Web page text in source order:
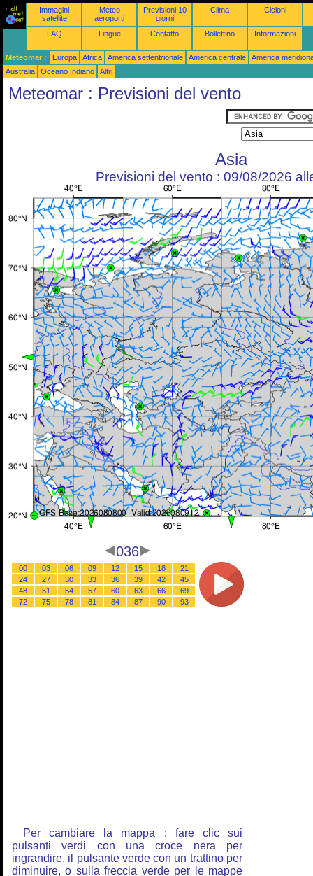
Immagini
satellite
Meteo
aeroporti
Previsioni 10
giorni
Clima Cicloni
FAQ Lingue Contatto Bollettino Informazioni
Meteomar : Europa Africa America settentrionale America centrale
America
Australia
Oceano Indiano Altri
Meteomar : Previsioni del vento
Asia
Previsioni del vento : 09/08/2026
036
00 03 06 09 12 15 18
21
24
27 30 33 36 39 42
45
48
51 54 57 60 63 66
69
72
75 78 81 84 87 90 93
Per cambiare la mappa : fare clic sui
pulsanti verdi con una croce nera per
ingrandire, il pulsante verde con un trattino per
diminuire, o sulla freccia verde per le mappe